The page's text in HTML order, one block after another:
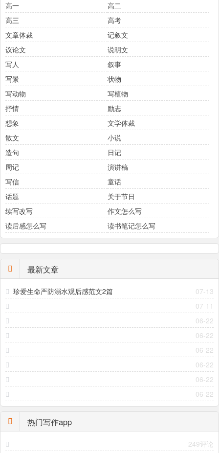
高一
高二
高三
高考
文章体裁
记叙文
议论文
说明文
写人
叙事
写景
状物
写动物
写植物
抒情
励志
想象
文学体裁
散文
小说
造句
日记
周记
演讲稿
写信
童话
话题
关于节日
续写改写
作文怎么写
读后感怎么写
读书笔记怎么写
最新文章
07-13
珍爱生命严防溺水观后感范文2篇
07-11
06-22
06-22
06-22
06-22
06-22
06-22
热门写作app
249评论